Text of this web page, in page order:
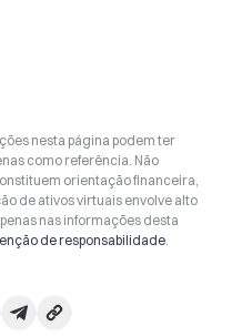
nesta página podem ter
como referência. Não
orientação financeira,
de ativos virtuais envolve alto
nas informações desta
de responsabilidade.